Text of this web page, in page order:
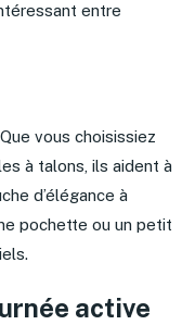
entre
vous choisissiez
à talons, ils aident à
d’élégance à
pochette ou un petit
active